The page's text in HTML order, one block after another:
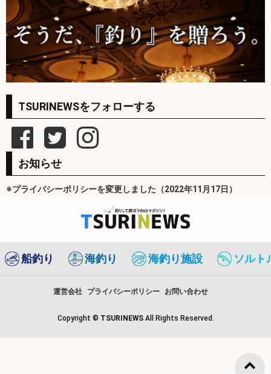
TSURINEWSをフォローする
お知らせ
※プライバシーポリシーを変更しました（2022年11月17日）
船釣り 海釣り 海釣り施設 ソルト
運営会社 プライバシーポリシー お問い合わせ
Copyright © TSURINEWS All Rights Reserved.